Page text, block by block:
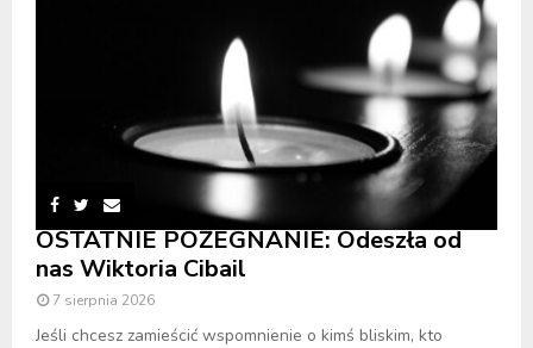
OSTATNIE POŻEGNANIE: Odeszła od
nas Wiktoria Cibail
7 sierpnia 2026
Jeśli chcesz zamieścić wspomnienie o kimś bliskim, kto